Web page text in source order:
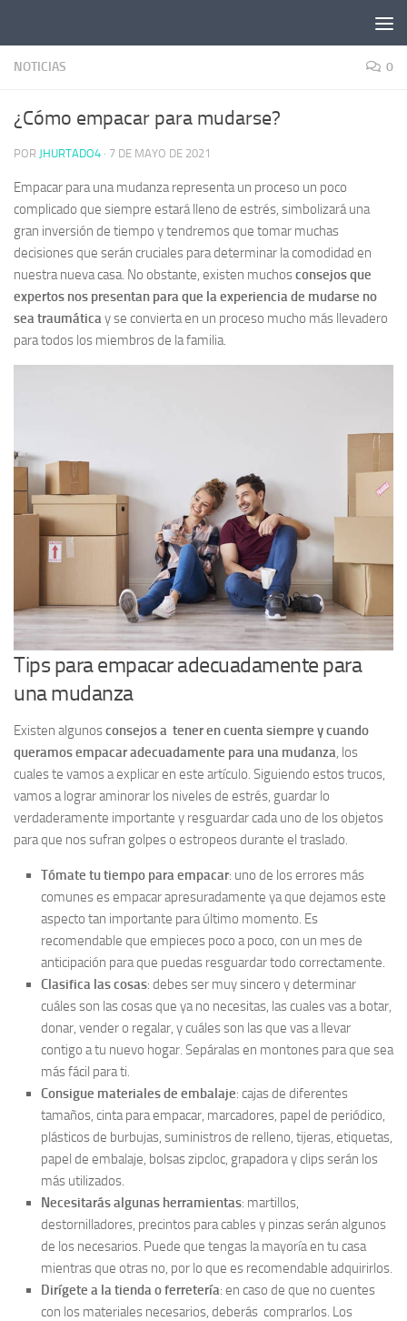
NOTICIAS 0
¿Cómo empacar para mudarse?
POR JHURTADO4 · 7 DE MAYO DE 2021
Empacar para una mudanza representa un proceso un poco
complicado que siempre estará lleno de estrés, simbolizará una
gran inversión de tiempo y tendremos que tomar muchas
decisiones que serán cruciales para determinar la comodidad en
nuestra nueva casa. No obstante, existen muchosconsejos que
expertos nos presentan para que la experiencia de mudarse no
sea traumáticay se convierta en un proceso mucho más llevadero
para todos los miembros de la familia.
Tips para empacar adecuadamente para
una mudanza
Existen algunosconsejos a tener en cuenta siempre y cuando
queramos empacar adecuadamente para una mudanza, los
cuales te vamos a explicar en este artículo. Siguiendo estos trucos,
vamos a lograr aminorar los niveles de estrés, guardar lo
verdaderamente importante y resguardar cada uno de los objetos
para que nos sufran golpes o estropeos durante el traslado.
Tómate tu tiempo para empacar: uno de los errores más
comunes es empacar apresuradamente ya que dejamos este
aspecto tan importante para último momento. Es
recomendable que empieces poco a poco, con un mes de
anticipación para que puedas resguardar todo correctamente.
Clasifica las cosas: debes ser muy sincero y determinar
cuáles son las cosas que ya no necesitas, las cuales vas a botar,
donar, vender o regalar, y cuáles son las que vas a llevar
contigo a tu nuevo hogar. Sepáralas en montones para que sea
más fácil para ti.
Consigue materiales de embalaje: cajas de diferentes
tamaños, cinta para empacar, marcadores, papel de periódico,
plásticos de burbujas, suministros de relleno, tijeras, etiquetas,
papel de embalaje, bolsas zipcloc, grapadora y clips serán los
más utilizados.
Necesitarás algunas herramientas: martillos,
destornilladores, precintos para cables y pinzas serán algunos
de los necesarios. Puede que tengas la mayoría en tu casa
mientras que otras no, por lo que es recomendable adquirirlos.
Dirígete a la tienda o ferretería: en caso de que no cuentes
con los materiales necesarios, deberás comprarlos. Los